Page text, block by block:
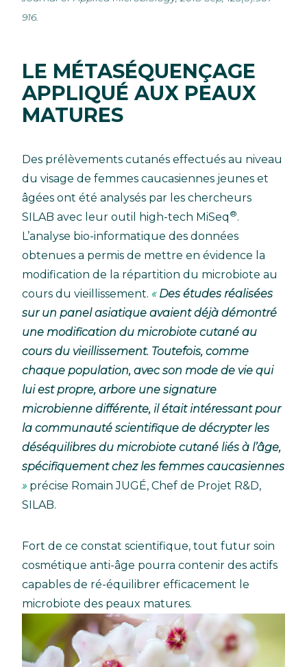
916.
LE MÉTASÉQUENÇAGE
APPLIQUÉ AUX PEAUX
MATURES
Des prélèvements cutanés effectués au niveau
du visage de femmes caucasiennes jeunes et
âgées ont été analysés par les chercheurs
SILAB avec leur outil high-tech MiSeq ®.
L’analyse bio-informatique des données
obtenues a permis de mettre en évidence la
modification de la répartition du microbiote au
cours du vieillissement.
Des études réalisées
sur un panel asiatique avaient déjà démontré
une modification du microbiote cutané au
cours du vieillissement. Toutefois, comme
chaque population, avec son mode de vie qui
lui est propre, arbore une signature
microbienne différente, il était intéressant pour
la communauté scientifique de décrypter les
déséquilibres du microbiote cutané liés à l’âge,
spécifiquement chez les femmes caucasiennes
précise Romain JUGÉ, Chef de Projet R&D,
SILAB.
Fort de ce constat scientifique, tout futur soin
cosmétique anti-âge pourra contenir des actifs
capables de ré-équilibrer efficacement le
microbiote des peaux matures.